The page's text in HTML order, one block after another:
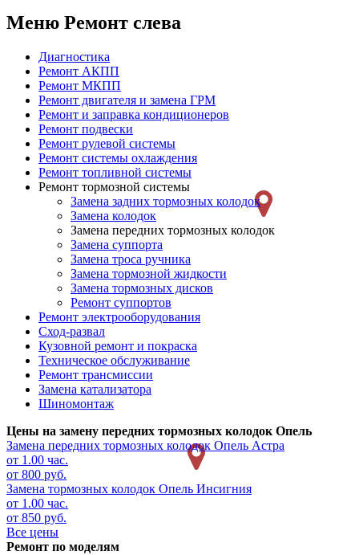
Меню Ремонт слева
Диагностика
Ремонт АКПП
Ремонт МКПП
Ремонт двигателя и замена ГРМ
Ремонт и заправка кондиционеров
Ремонт подвески
Ремонт рулевой системы
Ремонт системы охлаждения
Ремонт топливной системы
Ремонт тормозной системы
Замена задних тормозных колодок
Замена колодок
Замена передних тормозных колодок
Замена суппорта
Замена троса ручника
Замена тормозной жидкости
Замена тормозных дисков
Ремонт суппортов
Ремонт электрооборудования
Сход-развал
Кузовной ремонт и покраска
Техническое обслуживание
Ремонт трансмиссии
Замена катализатора
Шиномонтаж
Цены на замену передних тормозных колодок Опель
Замена передних тормозных колодок Опель Астра
от 1.00 час.
от 800 руб.
Замена тормозных колодок Опель Инсигния
от 1.00 час.
от 850 руб.
Все цены
Ремонт по моделям